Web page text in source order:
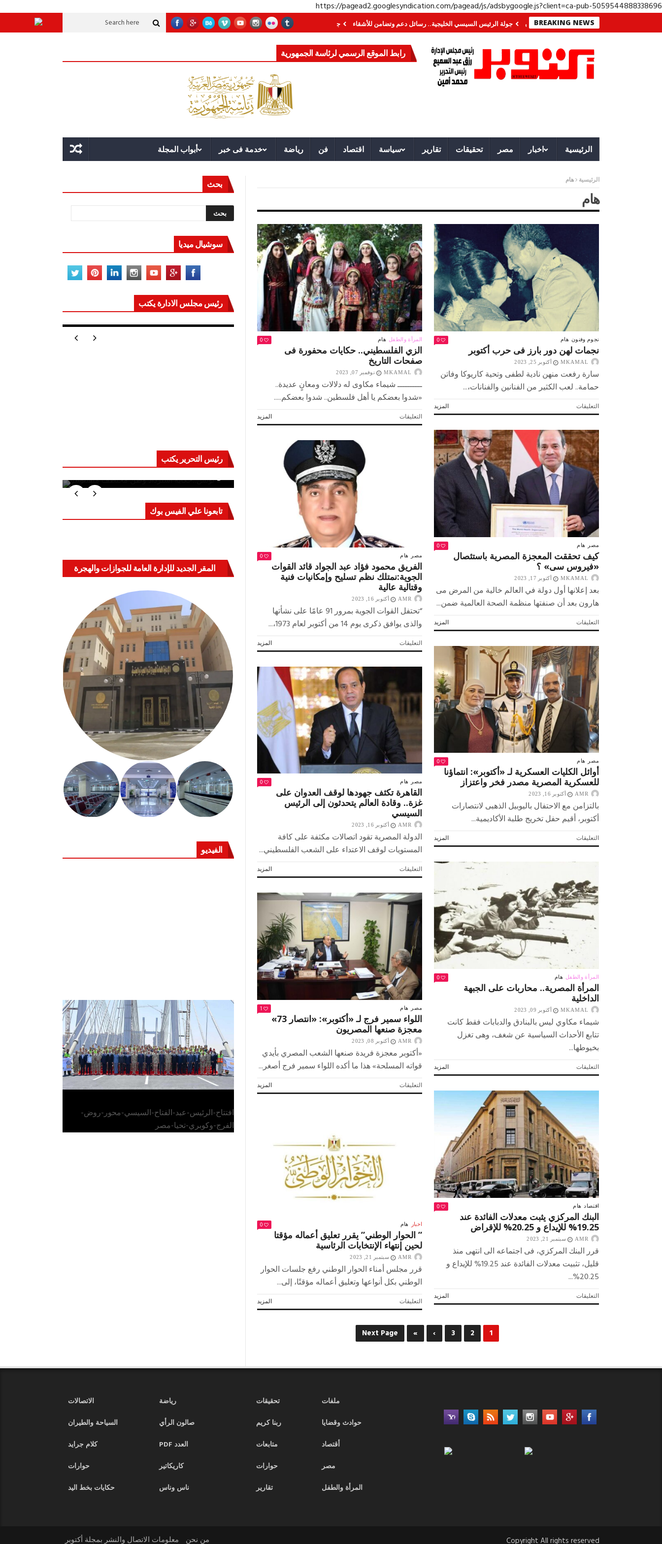
https://pagead2.googlesyndication.com/pagead/js/adsbygoogle.js?client=ca-pub-5059544888338696
BREAKING NEWS
معركة لا تُرى.. وحراس لا ينامون جولة الرئيس السيسي الخليجية.. رسائل دعم وتضامن للأشقاء جهاز مستقبل مصر نموذجا.. لماذا تُنشئ الدول كيانات تنموية عملاقة؟ قوة الدولة.. عندما يصبح التخطيط خط الدفاع الأول
رابط الموقع الرسمي لرئاسة الجمهورية
الرئيسية اخبار مصر تحقيقات تقارير سياسة اقتصاد فن رياضة خدمة فى خبر أبواب المجلة
الرئيسية هام
هام
المرأة والطفل هام 0
الزي الفلسطيني.. حكايات محفورة فى
صفحات التاريخ
MKAMAL نوفمبر 07, 2023
ــــــــــ شيماء مكاوى له دلالات ومعانٍ عديدة..
«شدوا بعضكم يا أهل فلسطين.. شدوا بعضكم.....
المزيد التعليقاتعلى
الزي
نجوم وفنون هام 0
نجمات لهن دور بارز فى حرب أكتوبر
MKAMAL أكتوبر 25, 2023
سارة رفعت منهن نادية لطفى وتحية كاريوكا وفاتن
حمامة.. لعب الكثير من الفنانين والفنانات،...
المزيد التعليقاتعلى
نجمات
دور
بارز
فى
حرب
أكتوبر
مغلقة
مصر هام 0
كيف تحققت المعجزة المصرية باستئصال
«فيروس سى» ؟
MKAMAL أكتوبر 17, 2023
بعد إعلانها أول دولة في العالم خالية من المرض مى
هارون بعد أن صنفتها منظمة الصحة العالمية ضمن...
المزيد التعليقاتعلى
كيف
المعجزة
المصرية
باستئصال
«فيروس
سى»
؟
مغلقة
مصر هام 0
الفريق محمود فؤاد عبد الجواد قائد القوات
الجوية:نمتلك نظم تسليح وإمكانيات فنية
وقتالية عالية
AMR أكتوبر 16, 2023
“تحتفل القوات الجوية بمرور 91 عامًا على نشأتها
والذى يوافق ذكرى يوم 14 من أكتوبر لعام 1973،...
المزيد التعليقاتعلى
الفريق
الجواد
قائد
القوات
الجوية:نمتلك
نظم
تسليح
فنية
وقتالية
عالية
مغلقة
مصر هام 0
أوائل الكليات العسكرية لـ «أكتوبر»: انتماؤنا
للعسكرية المصرية مصدر فخر واعتزاز
AMR أكتوبر 16, 2023
بالتزامن مع الاحتفال باليوبيل الذهبى لانتصارات
أكتوبر، أقيم حفل تخريج طلبة الأكاديمية...
المزيد التعليقاتعلى
أوائل
«أكتوبر»:
انتماؤنا
للعسكرية
المصرية
واعتزاز
مغلقة
مصر هام 0
القاهرة تكثف جهودها لوقف العدوان على
غزة.. وقادة العالم يتحدثون إلى الرئيس
السيسي
AMR أكتوبر 16, 2023
الدولة المصرية تقود اتصالات مكثفة على كافة
المستويات لوقف الاعتداء على الشعب الفلسطيني...
المزيد التعليقاتعلى
القاهرة
جهودها
لوقف
العدوان
على
غزة..
وقادة
العالم
يتحدثون
إلى
الرئيس
السيسي
مغلقة
المرأة والطفل هام 0
المرأة المصرية.. محاربات على الجبهة
الداخلية
MKAMAL أكتوبر 09, 2023
شيماء مكاوي ليس بالبنادق والدبابات فقط كانت
تتابع الأحداث السياسية عن شغف، وهى تغزل
بخيوطها...
المزيد التعليقاتعلى
المرأة
الداخلية
مغلقة
مصر هام 1
اللواء سمير فرج لـ «أكتوبر»: «انتصار 73»
معجزة صنعها المصريون
AMR أكتوبر 08, 2023
«أكتوبر معجزة فريدة صنعها الشعب المصري بأيدي
قواته المسلحة» هذا ما أكده اللواء سمير فرج أصغر...
المزيد التعليقاتعلى
اللواء
المصريون
اقتصاد هام 0
البنك المركزي يثبت معدلات الفائدة عند
19.25% للإيداع و 20.25% للإقراض
AMR سبتمبر 21, 2023
قرر البنك المركزي، فى اجتماعه الى انتهى منذ
قليل، تثبيت معدلات الفائدة عند 19.25% للإيداع و
20.25%...
المزيد التعليقاتعلى
البنك
للإيداع
اخبار هام 0
” الحوار الوطني” يقرر تعليق أعماله مؤقتا
لحين إنتهاء الإنتخابات الرئاسية
AMR سبتمبر 21, 2023
قرر مجلس أمناء الحوار الوطني رفع جلسات الحوار
الوطني بكل أنواعها وتعليق أعماله مؤقتًا، إلى...
المزيد التعليقاتعلى
”
يقرر
مؤقتا
1
2
3
›
»
Next Page
بحث
سوشيال ميديا
رئيس مجلس الادارة يكتب
مصر تعيد للعالم اتزانه أكتوبر «النصر» و«المجلة»
رئيس التحرير يكتب
حرب على العقول.. حادثة دمياط تكشف
كيف تحمي مصر ثرواتها في الجنوب؟
معركة لا تُرى.. وحراس لا ينامون
جهاز مستقبل مصر نموذجا.. لماذا تُنشئ
الدول كيانات تنموية عملاقة؟
تابعونا علي الفيس بوك
المقر الجديد للإدارة العامة للجوازات والهجرة
الفيديو
الرئيس عبد الفتاح السيسي يفتتح محور روض
الفرج وكوبري تحيا مصر
افتتاح-الرئيس-عبد-الفتاح-السيسي-محور-روض-
الفرج-وكوبري-تحيا-مصر
رياضة
الاتصالات
صالون الرأي
السياحة والطيران
العدد PDF
كلام جرايد
كاريكاتير
حوارات
ناس وناس
حكايات بخط اليد
ملفات
تحقيقات
حوادث وقضايا
ربنا كريم
أقتصاد
متابعات
مصر
حوارات
المرأة والطفل
تقارير
Copyright All rights reserved من نحن معلومات الاتصال والنشر بمجلة أكتوبر